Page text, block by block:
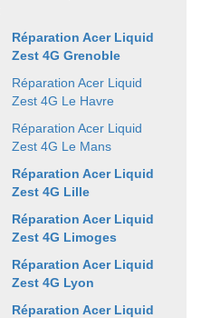
Réparation Acer Liquid
Zest 4G Grenoble
Réparation Acer Liquid
Zest 4G Le Havre
Réparation Acer Liquid
Zest 4G Le Mans
Réparation Acer Liquid
Zest 4G Lille
Réparation Acer Liquid
Zest 4G Limoges
Réparation Acer Liquid
Zest 4G Lyon
Réparation Acer Liquid